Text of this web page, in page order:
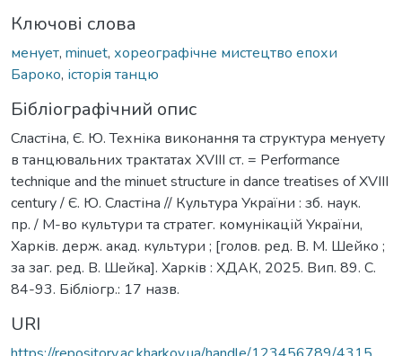
Ключові слова
менует, minuet, хореографічне мистецтво епохи
Бароко, історія танцю
Бібліографічний опис
Сластіна, Є. Ю. Техніка виконання та структура менуету
в танцювальних трактатах XVIII ст. = Performance
technique and the minuet structure in dance treatises of XVIII
century / Є. Ю. Сластіна // Культура України : зб. наук.
пр. / М-во культури та стратег. комунікацій України,
Харків. держ. акад. культури ; [голов. ред. В. М. Шейко ;
за заг. ред. В. Шейка]. Харків : ХДАК, 2025. Вип. 89. С.
84-93. Бібліогр.: 17 назв.
URI